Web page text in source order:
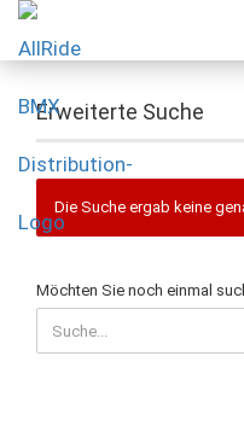
Erweiterte Suche
Die Suche ergab keine
MÖCHTEN
SIE
NOCH
EINMAL
Möchten Sie noch einmal